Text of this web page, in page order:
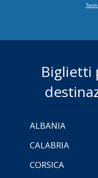
Biglietti
ALBANIA
CALABRIA
CORSICA